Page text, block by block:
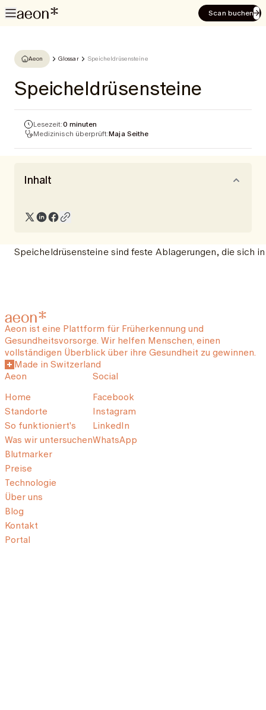
Scan buchen
Aeon Glossar Speicheldrüsensteine
Speicheldrüsensteine
Lesezeit:0 minuten
Medizinisch überprüft:Maja Seithe
Inhalt
Speicheldrüsensteine sind feste Ablagerungen, die sich
Aeon ist eine Plattform für Früherkennung und
Gesundheitsvorsorge. Wir helfen Menschen, einen
vollständigen Überblick über ihre Gesundheit zu gewinnen.
Made in Switzerland
Aeon
Home
Standorte
So funktioniert's
Was wir untersuchen
Blutmarker
Preise
Technologie
Über uns
Blog
Kontakt
Portal
Social
Facebook
Instagram
LinkedIn
WhatsApp